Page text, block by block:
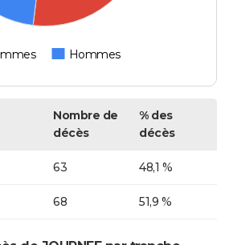
Hommes
Nombre de
décès
% des
décès
63 48,1 %
68 51,9 %